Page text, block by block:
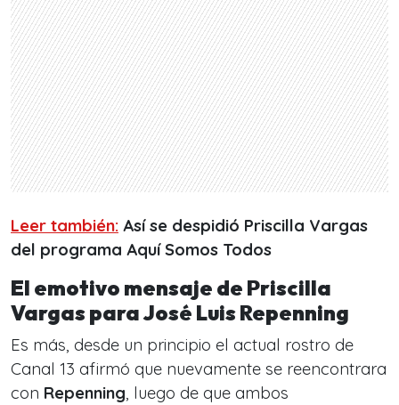
Leer también: Así se despidió Priscilla Vargas
del programa Aquí Somos Todos
El emotivo mensaje de Priscilla
Vargas para José Luis Repenning
Es más, desde un principio el actual rostro de
Canal 13 afirmó que nuevamente se reencontrara
con Repenning, luego de que ambos